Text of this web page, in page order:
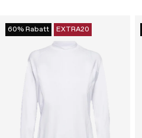
60% Rabatt EXTRA20